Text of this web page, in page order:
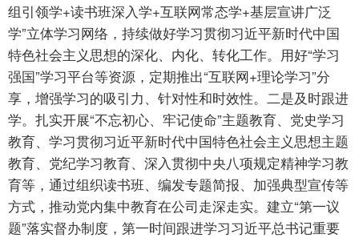
组引领学+读书班深入学+互联网常态学+基层宣讲广泛
学”立体学习网络，持续做好学习贯彻习近平新时代中国
特色社会主义思想的深化、内化、转化工作。用好“学习
强国”学习平台等资源，定期推出“互联网+理论学习”分
享，增强学习的吸引力、针对性和时效性。二是及时跟进
学。扎实开展“不忘初心、牢记使命”主题教育、党史学习
教育、学习贯彻习近平新时代中国特色社会主义思想主题
教育、党纪学习教育、深入贯彻中央八项规定精神学习教
育等，通过组织读书班、编发专题简报、加强典型宣传等
方式，推动党内集中教育在公司走深走实。建立“第一议
题”落实督办制度，第一时间跟进学习习近平总书记重要